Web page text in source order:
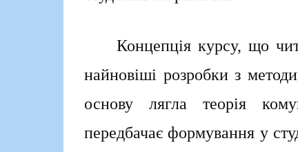
Концепція курсу, що
найновіші розробки з
основу лягла теорія
передбачає формування у